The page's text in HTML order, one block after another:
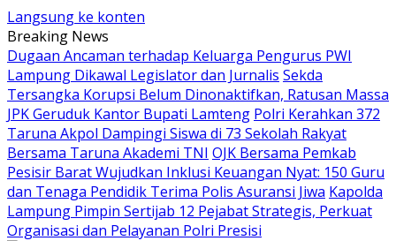
Langsung ke konten
Breaking News
Dugaan Ancaman terhadap Keluarga Pengurus PWI
Lampung Dikawal Legislator dan Jurnalis Sekda
Tersangka Korupsi Belum Dinonaktifkan, Ratusan Massa
JPK Geruduk Kantor Bupati Lamteng Polri Kerahkan 372
Taruna Akpol Dampingi Siswa di 73 Sekolah Rakyat
Bersama Taruna Akademi TNI OJK Bersama Pemkab
Pesisir Barat Wujudkan Inklusi Keuangan Nyat: 150 Guru
dan Tenaga Pendidik Terima Polis Asuransi Jiwa Kapolda
Lampung Pimpin Sertijab 12 Pejabat Strategis, Perkuat
Organisasi dan Pelayanan Polri Presisi